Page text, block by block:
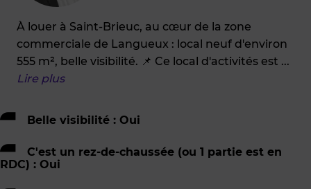
À louer à Saint-Brieuc, au cœur de la zone
commerciale de Langueux : local neuf d'environ
555 m², belle visibilité. 📌 Ce local d'activités est ...
Lire plus
Belle visibilité : Oui
C'est un rez-de-chaussée (ou 1 partie est en
RDC) : Oui